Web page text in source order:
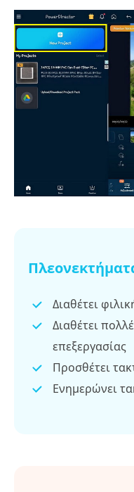
Διαθέτει
Διαθέτει
επεξεργασίας
Προσθέτει
Ενημερώνει